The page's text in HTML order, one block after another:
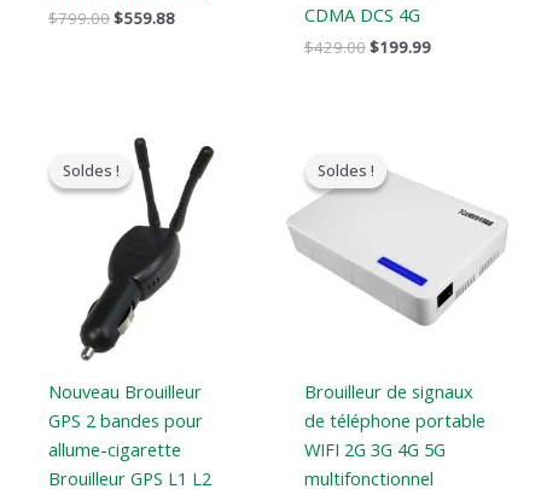
$799.00$559.88
CDMA DCS 4G
$429.00$199.99
Soldes !
Soldes !
Nouveau Brouilleur
GPS 2 bandes pour
allume-cigarette
Brouilleur GPS L1 L2
prix
original
était
$119.00.
actuel
est
$79.99.
Soldes !
Soldes !
Brouilleur de signaux
de téléphone portable
WIFI 2G 3G 4G 5G
multifonctionnel
original
était
est